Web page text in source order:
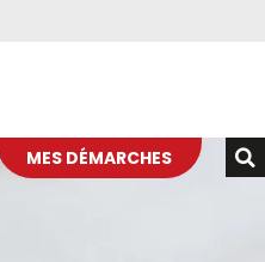
MES DÉMARCHES